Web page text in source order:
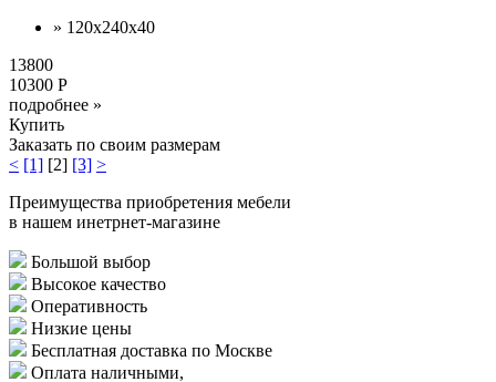
» 120х240х40
13800
10300 Р
подробнее »
Купить
Заказать по своим размерам
< [1] [2] [3] >
Преимущества приобретения мебели
в нашем инетрнет-магазине
Большой выбор
Высокое качество
Оперативность
Низкие цены
Бесплатная доставка по Москве
Оплата наличными,